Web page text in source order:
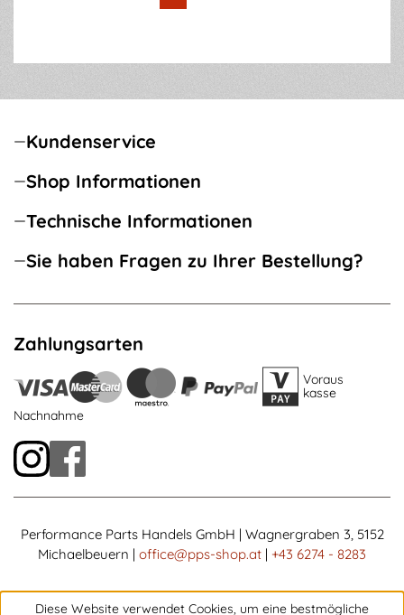
Kundenservice
Shop Informationen
Technische Informationen
Sie haben Fragen zu Ihrer Bestellung?
Zahlungsarten
Voraus
kasse
Nachnahme
Performance Parts Handels GmbH | Wagnergraben 3, 5152
Michaelbeuern | office@pps-shop.at | +43 6274 - 8283
Diese Website verwendet Cookies, um eine bestmögliche